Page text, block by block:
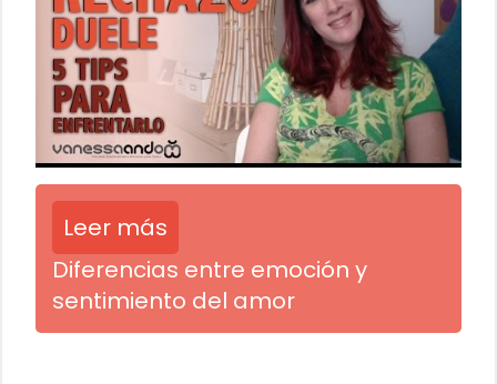
Leer más
Diferencias entre emoción y
sentimiento del amor